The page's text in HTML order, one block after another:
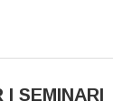
SEMINARI